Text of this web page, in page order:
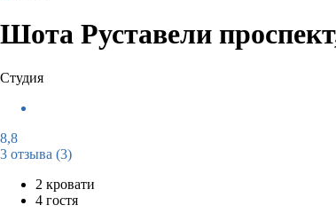
Шота Руставели
Студия
8,8
3 отзыва (3)
2 кровати
4 гостя